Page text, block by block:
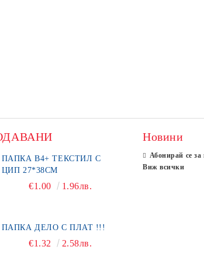
ПАПКА В4+ ТЕКСТИЛ С
ЦИП 27*38СМ
€1.00 1.96лв.
ПАПКА ДЕЛО С ПЛАТ !!!
€1.32 2.58лв.
Новини
Абонирай се за
Виж всички